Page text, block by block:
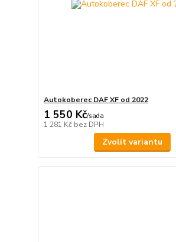
Autokoberec DAF XF od 2022
1 550 Kč/sada
1 281 Kč bez DPH
Zvolit variantu